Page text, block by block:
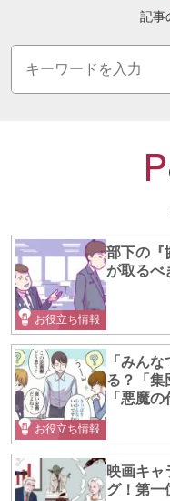
記事
P
お役立ち情報
部下の『
が取るべ
お役立ち情報
「みん
る？「集
「悪魔
映画キャ
グ！第一